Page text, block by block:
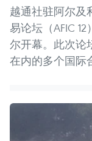
越通社驻阿尔及
易论坛（AFIC
尔开幕。此次论
在内的多个国际